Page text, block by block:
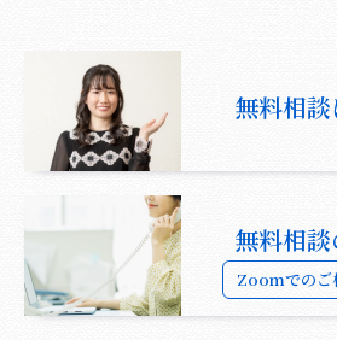
無料相
無料相
Zoomでのご